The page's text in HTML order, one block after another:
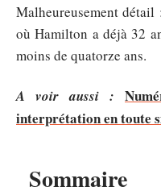
Sommaire
Malheureusement détail
où Hamilton a déjà 32
moins de quatorze ans.
A voir aussi :
interprétation en toute